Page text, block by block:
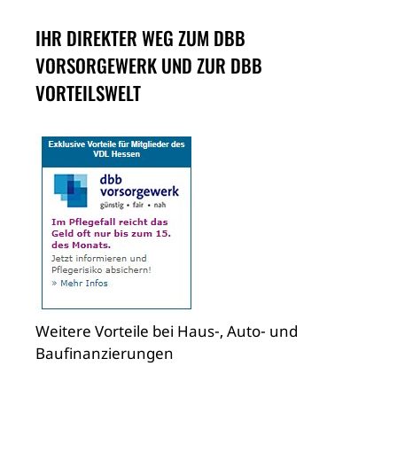
IHR DIREKTER WEG ZUM DBB
VORSORGEWERK UND ZUR DBB
VORTEILSWELT
Weitere Vorteile bei Haus-, Auto- und
Baufinanzierungen